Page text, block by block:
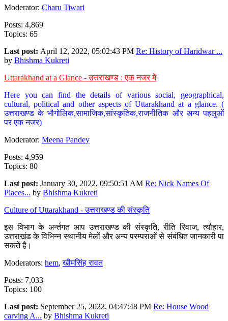
Moderator: Charu Tiwari
Posts: 4,869
Topics: 65
Last post: April 12, 2022, 05:02:43 PM Re: History of Haridwar ...
by Bhishma Kukreti
Uttarakhand at a Glance - उत्तराखण्ड : एक नजर में
Here you can find the details of various social, geographical,
cultural, political and other aspects of Uttarakhand at a glance. (
उत्तराखण्ड के भौगोलिक,सामाजिक,सांस्कृतिक,राजनीतिक और अन्य पहलुओं
पर एक नजर)
Moderator: Meena Pandey
Posts: 4,959
Topics: 80
Last post: January 30, 2022, 09:50:51 AM Re: Nick Names Of
Places... by Bhishma Kukreti
Culture of Uttarakhand - उत्तराखण्ड की संस्कृति
इस विभाग के अर्न्तगत आप उत्तराखण्ड की संस्कृति, रीति रिवाज, त्यौहार,
उत्तराखंड के विभिन्न स्थानीय मेलों और अन्य परम्पराओं से संबंधित जानकारी पा
सकते है।
Moderators: hem,खीमसिंह रावत
Posts: 7,033
Topics: 100
Last post: September 25, 2022, 04:47:48 PM Re: House Wood
carving A... by Bhishma Kukreti